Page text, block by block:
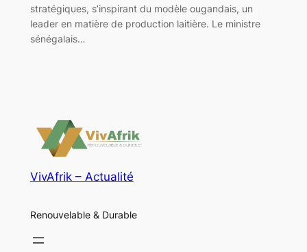
stratégiques, s’inspirant du modèle ougandais, un
leader en matière de production laitière. Le ministre
sénégalais…
VivAfrik – Actualité
Renouvelable & Durable